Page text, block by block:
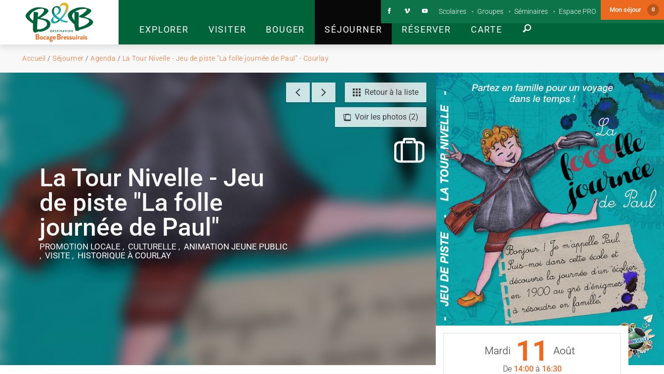
EXPLORER VISITER BOUGER SÉJOURNER RÉSERVER CARTE
Scolaires Groupes Séminaires Espace PRO Mon séjour 0
Accueil / Séjourner / Agenda / La Tour Nivelle - Jeu de piste "La folle journée de Paul" - Courlay
Retour à la liste
Voir les photos (2)
La Tour Nivelle - Jeu
de piste "La folle
journée de Paul"
PROMOTION LOCALE , CULTURELLE , ANIMATION JEUNE PUBLIC
, VISITE , HISTORIQUE À COURLAY
Mardi 11 Août
De 14:00 à 16:30